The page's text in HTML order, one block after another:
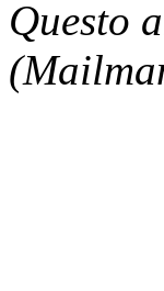
Questo